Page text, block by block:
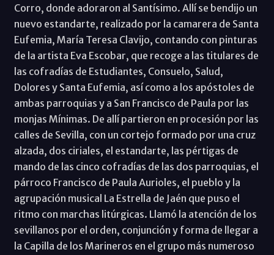
Corro, donde adoraron al Santísimo. Allí se bendijo un
nuevo estandarte, realizado por la camarera de Santa
Eufemia, María Teresa Clavijo, contando con pinturas
de la artista Eva Escobar, que recoge a las titulares de
las cofradías de Estudiantes, Consuelo, Salud,
Dolores y Santa Eufemia, así como a los apóstoles de
ambas parroquias y a San Francisco de Paula por las
monjas Mínimas. De allí partieron en procesión por las
calles de Sevilla, con un cortejo formado por una cruz
alzada, dos ciriales, el estandarte, las pértigas de
mando de las cinco cofradías de las dos parroquias, el
párroco Francisco de Paula Aurioles, el pueblo y la
agrupación musical La Estrella de Jaén que puso el
ritmo con marchas litúrgicas. Llamó la atención de los
sevillanos por el orden, conjunción y forma de llegar a
la Capilla de los Marineros en el grupo más numeroso